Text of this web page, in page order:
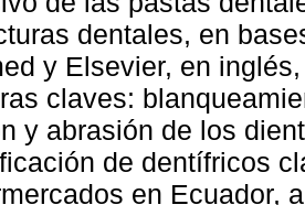
dentales, en
y Elsevier, en
claves:
y abrasión de los
de dentífricos
en Ecuador,